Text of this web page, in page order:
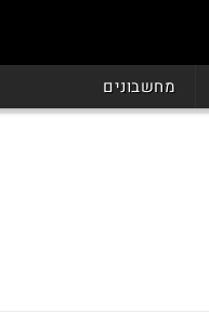
מחשבונים